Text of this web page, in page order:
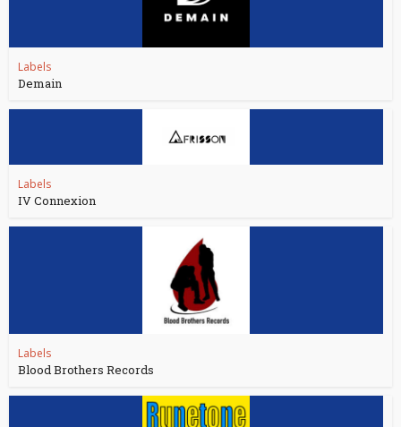
Labels
Demain
Labels
IV Connexion
Labels
Blood Brothers Records